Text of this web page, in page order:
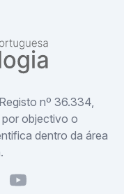
nº 36.334,
objectivo o
dentro da área
Youtube